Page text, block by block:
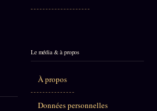
Le média & à propos
À propos
Données personnelles